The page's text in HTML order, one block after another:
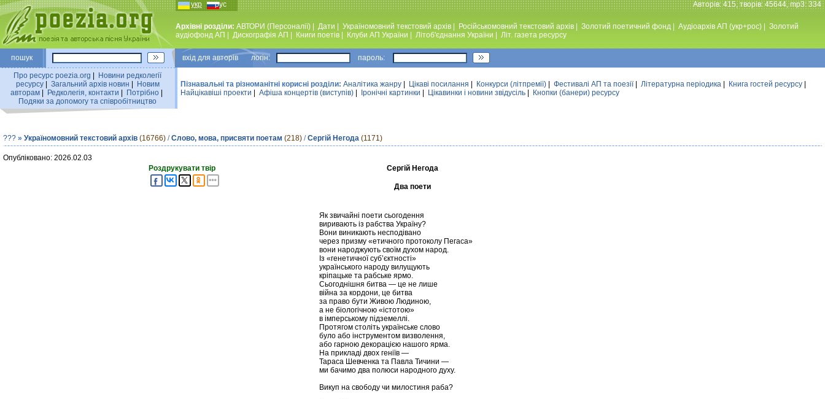
укр рус Авторiв: 415, творiв: 45644, mp3: 334
Архівні розділи: АВТОРИ (Персоналії) Дати Україномовний текстовий архiв Російськомовний текстовий архів Золотий поетичний фонд Аудiоархiв АП (укр+рос)
Золотий
аудiофонд АП
Дискографiя АП Книги поетiв Клуби АП України Лiтоб'єднання України Лiт. газета ресурсу
пошук вхiд для авторiв логін: пароль:
Про ресурс poezia.org
Новини редколегiї
ресурсу| Загальний архiв новин
Новим
авторам
Редколегiя, контакти Потрiбно
Подяки за допомогу та співробітництво
Пізнавальні та різноманітні корисні розділи: Аналiтика жанру Цікаві посилання Конкурси (лiтпремiї) Фестивалi АП та поезiї| Літературна періодика Книга гостей ресурсу
Найцiкавiшi проекти
Афіша концертів (виступів) Iронiчнi картинки Цікавинки і новини звідусіль Кнопки (банери) ресурсу
??? » Україномовний текстовий архів (16766) /Слово, мова, присвяти поетам (218) /Сергій Негода (1171)
Опубліковано: 2026.02.03
Роздрукувати твір
Сергій Негода
Два поети
Як звичайні поети сьогодення
виривають із рабства Україну?
Вони виникають несподівано
через призму «етичного протоколу Пегаса»
вони народжують своїм духом народ.
Із «генетичної суб’єктності»
українського народу вилущують
кріпацьке та рабське ярмо.
Сьогоднішня битва — це не лише
війна за кордони, це битва
за право бути Живою Людиною,
а не біологічною «істотою»
в імперському підземеллі.
Протягом століть українське слово
було або інструментом визволення,
або гарною декорацією нашого ярма.
На прикладі двох геніїв —
Тараса Шевченка та Павла Тичини —
ми бачимо два полюси народного духу.
Викуп на свободу чи милостиня раба?